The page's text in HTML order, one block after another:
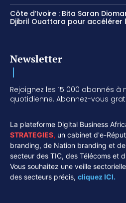
Côte d’Ivoire : Bita Saran
Djibril Ouattara pour accélérer
Newsletter
Rejoignez les 15 000 abonnés à
quotidienne. Abonnez-vous
La plateforme Digital Business
STRATEGIES, un cabinet d'e-
branding, de Nation branding et
secteur des TIC, des Télécoms et
Vous souhaitez une veille
des secteurs précis, cliquez ICI.